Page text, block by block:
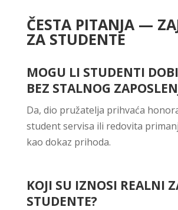
ČESTA PITANJA —
ZA STUDENTE
MOGU LI STUDENTI
BEZ STALNOG
Da, dio pružatelja prihvaća
student servisa ili redovita
kao dokaz prihoda.
KOJI SU IZNOSI REALNI
STUDENTE?